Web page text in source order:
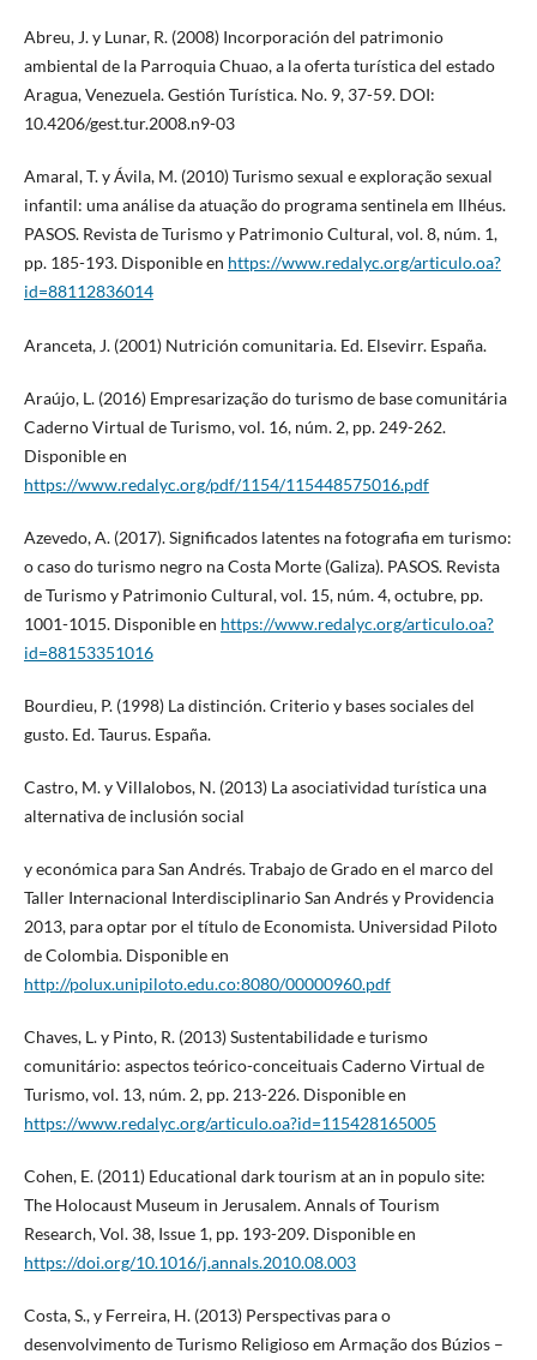
Abreu, J. y Lunar, R. (2008) Incorporación del patrimonio
ambiental de la Parroquia Chuao, a la oferta turística del estado
Aragua, Venezuela. Gestión Turística. No. 9, 37-59. DOI:
10.4206/gest.tur.2008.n9-03
Amaral, T. y Ávila, M. (2010) Turismo sexual e exploração sexual
infantil: uma análise da atuação do programa sentinela em Ilhéus.
PASOS. Revista de Turismo y Patrimonio Cultural, vol. 8, núm. 1,
pp. 185-193. Disponible en https://www.redalyc.org/articulo.oa?
id=88112836014
Aranceta, J. (2001) Nutrición comunitaria. Ed. Elsevirr. España.
Araújo, L. (2016) Empresarização do turismo de base comunitária
Caderno Virtual de Turismo, vol. 16, núm. 2, pp. 249-262.
Disponible en
https://www.redalyc.org/pdf/1154/115448575016.pdf
Azevedo, A. (2017). Significados latentes na fotografia em turismo:
o caso do turismo negro na Costa Morte (Galiza). PASOS. Revista
de Turismo y Patrimonio Cultural, vol. 15, núm. 4, octubre, pp.
1001-1015. Disponible en https://www.redalyc.org/articulo.oa?
id=88153351016
Bourdieu, P. (1998) La distinción. Criterio y bases sociales del
gusto. Ed. Taurus. España.
Castro, M. y Villalobos, N. (2013) La asociatividad turística una
alternativa de inclusión social
y económica para San Andrés. Trabajo de Grado en el marco del
Taller Internacional Interdisciplinario San Andrés y Providencia
2013, para optar por el título de Economista. Universidad Piloto
de Colombia. Disponible en
http://polux.unipiloto.edu.co:8080/00000960.pdf
Chaves, L. y Pinto, R. (2013) Sustentabilidade e turismo
comunitário: aspectos teórico-conceituais Caderno Virtual de
Turismo, vol. 13, núm. 2, pp. 213-226. Disponible en
https://www.redalyc.org/articulo.oa?id=115428165005
Cohen, E. (2011) Educational dark tourism at an in populo site:
The Holocaust Museum in Jerusalem. Annals of Tourism
Research, Vol. 38, Issue 1, pp. 193-209. Disponible en
https://doi.org/10.1016/j.annals.2010.08.003
Costa, S., y Ferreira, H. (2013) Perspectivas para o
desenvolvimento de Turismo Religioso em Armação dos Búzios –